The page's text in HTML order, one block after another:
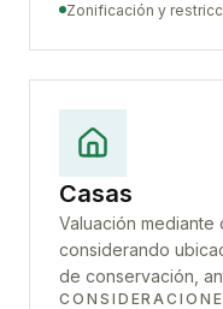
Zonificación y
Casas
Valuación
considerando
de conservación,